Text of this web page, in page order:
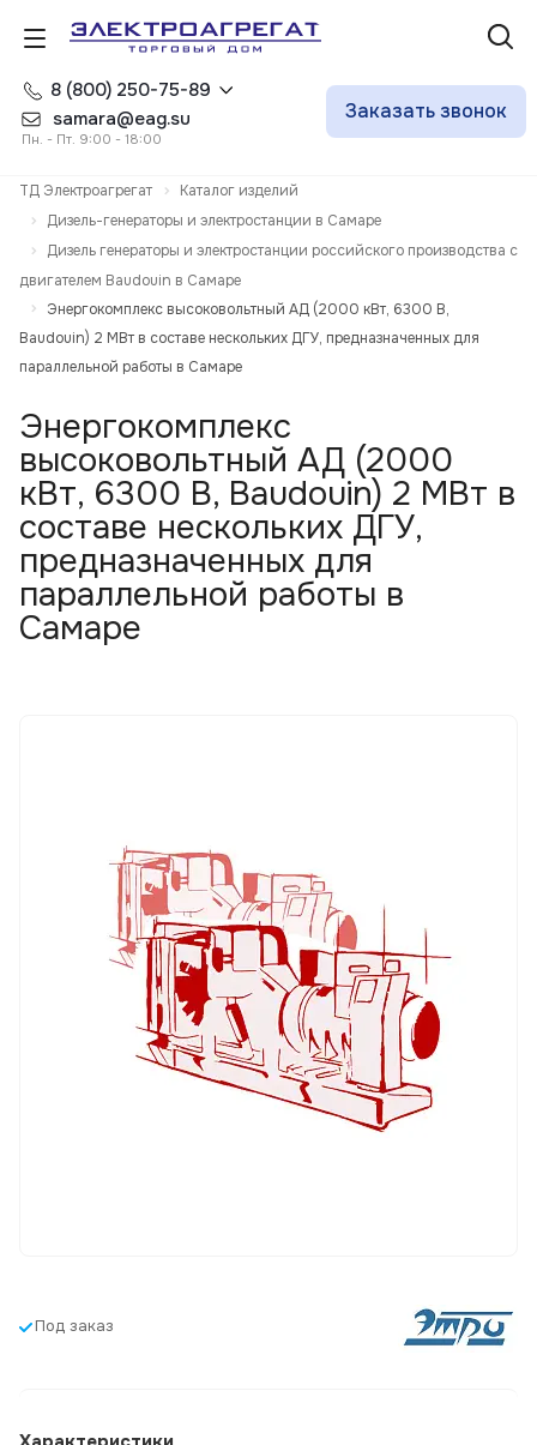
8 (800) 250-75-89
samara@eag.su
Пн. - Пт. 9:00 - 18:00
Заказать звонок
ТД Электроагрегат
Каталог изделий
Дизель-генераторы и электростанции в Самаре
Дизель генераторы и электростанции российского производства с
двигателем Baudouin в Самаре
Энергокомплекс высоковольтный АД (2000 кВт, 6300 В,
Baudouin) 2 МВт в составе нескольких ДГУ, предназначенных для
параллельной работы в Самаре
Энергокомплекс
высоковольтный АД (2000
кВт, 6300 В, Baudouin) 2 МВт в
составе нескольких ДГУ,
предназначенных для
параллельной работы в
Самаре
Под заказ